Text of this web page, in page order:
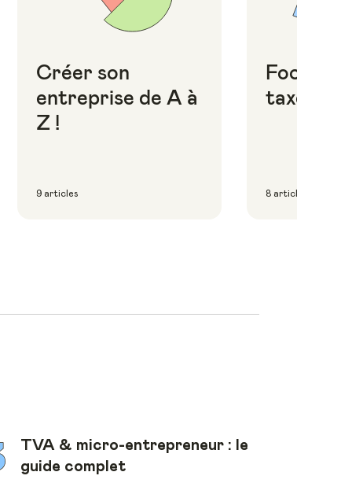
Créer son
entreprise de A à
Z !
9 articles
Focus
taxes
8 articles
TVA & micro-entrepreneur : le
guide complet